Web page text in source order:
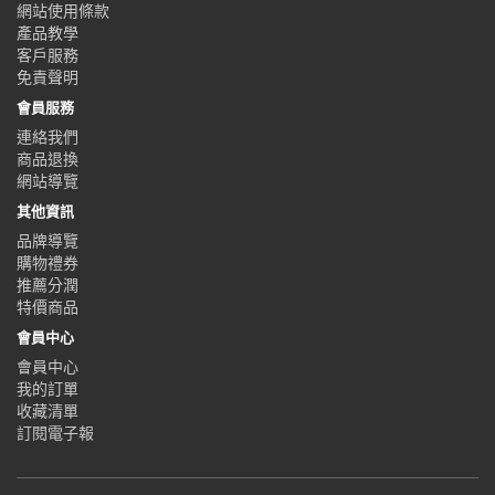
網站使用條款
產品教學
客戶服務
免責聲明
會員服務
連絡我們
商品退換
網站導覽
其他資訊
品牌導覽
購物禮券
推薦分潤
特價商品
會員中心
會員中心
我的訂單
收藏清單
訂閱電子報